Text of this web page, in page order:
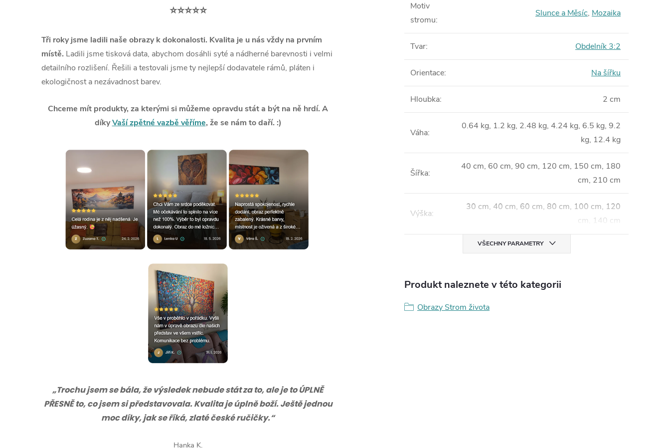
⭐⭐⭐⭐⭐
Tři roky jsme ladili naše obrazy k dokonalosti. Kvalita je u nás vždy na prvním
místě. Ladili jsme tisková data, abychom dosáhli syté a nádherné barevnosti i velmi
detailního rozlišení. Řešili a testovali jsme ty nejlepší dodavatele rámů, pláten i
ekologičnost a nezávadnost barev.
Chceme mít produkty, za kterými si můžeme opravdu stát a být na ně hrdí. A
díkyVaší zpětné vazbě věříme, že se nám to daří. :)
„Trochu jsem se bála, že výsledek nebude stát za to, ale je to ÚPLNĚ
PŘESNĚ to, co jsem si představovala. Kvalita je úplně boží. Ještě jednou
moc díky, jak se říká, zlaté české ručičky.“
Hanka K.
Motiv
stromu:
Slunce a Měsíc, Mozaika
Tvar: Obdelník 3:2
Orientace: Na šířku
Hloubka: 2 cm
Váha:
0.64 kg, 1.2 kg, 2.48 kg, 4.24 kg, 6.5 kg, 9.2
kg, 12.4 kg
Šířka:
40 cm, 60 cm, 90 cm, 120 cm, 150 cm, 180
cm, 210 cm
Výška:
30 cm, 40 cm, 60 cm, 80 cm, 100 cm, 120
cm, 140 cm
VŠECHNY PARAMETRY
Produkt naleznete v této kategorii
Obrazy Strom života